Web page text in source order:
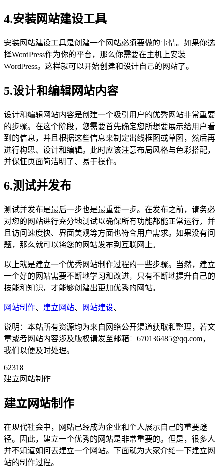
4.安装网站建设工具
安装网站建设工具是创建一个网站必须要做的事情。如果你选
择WordPress作为你的平台，那么你需要在主机上安装
WordPress。这样就可以开始创建和设计自己的网站了。
5.设计和编辑网站内容
设计和编辑网站内容是创建一个吸引用户的优秀网站非常重要
的步骤。在这个阶段，您需要首先确定您所想要展示给用户看
到的信息，并且根据这些信息来制定出线框图或草图，然后再
进行构思、设计和编辑。此时应该注意布局风格与色彩搭配，
并保怔页面简洁明了、易于操作。
6.测试并发布
测试并发布是最后一步也是最重要一步。在发布之前，请务必
对您的网站进行充分地测试以确保所有功能都能正常运行，并
且访问速度快、界面美观等方面也符合用户需求。如果没有问
题，那么就可以将您的网站发布到互联网上。
以上就是建立一个优秀网站制作过程的一些步骤。当然，建立
一个好的网站需要不断地学习和改进，只有不断地提升自己的
技能和知识，才能够创建出更加优秀的网站。
网站制作、 建立网站、 网站建设、
说明：本站所有资源均为来自网络公开渠道获取和整理，若文
章或者网站内容涉及版权请发至邮箱：670136485@qq.com，
我们以便及时处理。
62318
建立网站制作
建立网站制作
在现代社会中，网站已经成为企业和个人展示自己的重要途
径。因此，建立一个优秀的网站是非常重要的。但是，很多人
并不知道如何去建立一个网站。下面就为大家介绍一下建立网
站的制作过程。